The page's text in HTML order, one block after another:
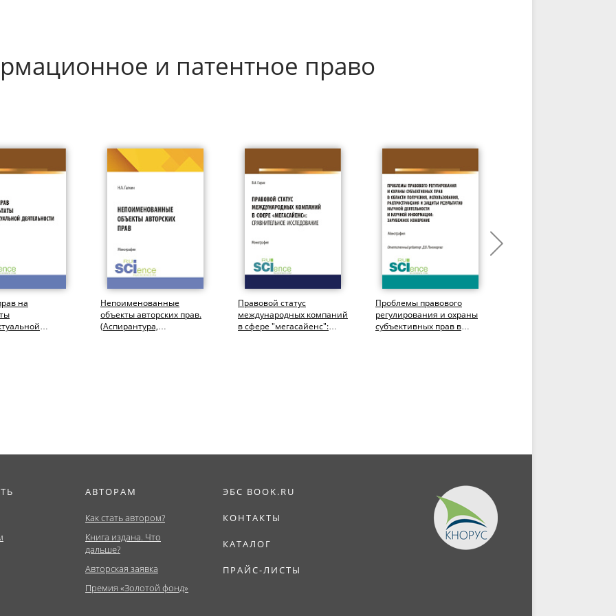
и патентное право
на
Непоименованные
объекты авторских прав.
(Аспирантура,
Правовой статус
международных компаний
в сфере "мегасайенс":
Проблемы правового
регулирования и охраны
субъективных прав в
АВТОРАМ
Как стать автором?
Книга издана. Что
дальше?
Авторская заявка
Премия «Золотой фонд»
ЭБС BOOK.RU
КОНТАКТЫ
КАТАЛОГ
ПРАЙС-ЛИСТЫ